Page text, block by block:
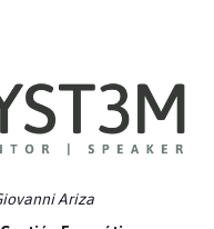
Ariza